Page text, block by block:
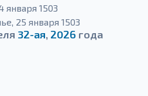
января 1503
25 января 1503
32-ая, 2026 года